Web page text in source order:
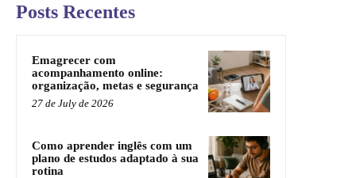
Posts Recentes
Emagrecer com
acompanhamento online:
organização, metas e segurança
27 de July de 2026
Como aprender inglês com um
plano de estudos adaptado à sua
rotina